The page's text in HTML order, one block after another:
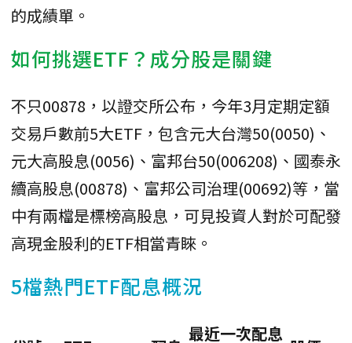
的成績單。
如何挑選ETF？成分股是關鍵
不只00878，以證交所公布，今年3月定期定額
交易戶數前5大ETF，包含元大台灣50(0050)、
元大高股息(0056)、富邦台50(006208)、國泰永
續高股息(00878)、富邦公司治理(00692)等，當
中有兩檔是標榜高股息，可見投資人對於可配發
高現金股利的ETF相當青睞。
5檔熱門ETF配息概況
最近一次配息